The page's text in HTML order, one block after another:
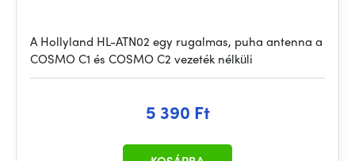
A Hollyland HL-ATN02 egy rugalmas, puha antenna a
COSMO C1 és COSMO C2 vezeték nélküli
5 390 Ft